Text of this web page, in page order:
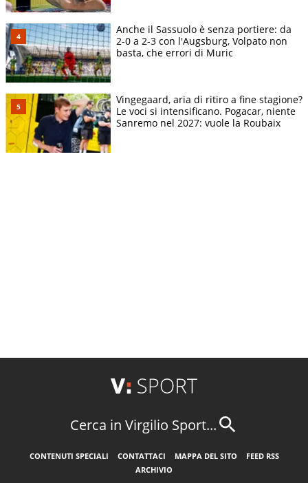
Anche il Sassuolo è senza portiere: da
2-0 a 2-3 con l'Augsburg, Volpato non
basta, che errori di Muric
Vingegaard, aria di ritiro a fine stagione?
Le voci si intensificano. Pogacar, niente
Sanremo nel 2027: vuole la Roubaix
Cerca in Virgilio Sport...
CONTENUTI SPECIALI CONTATTACI MAPPA DEL SITO
FEED RSS
ARCHIVIO